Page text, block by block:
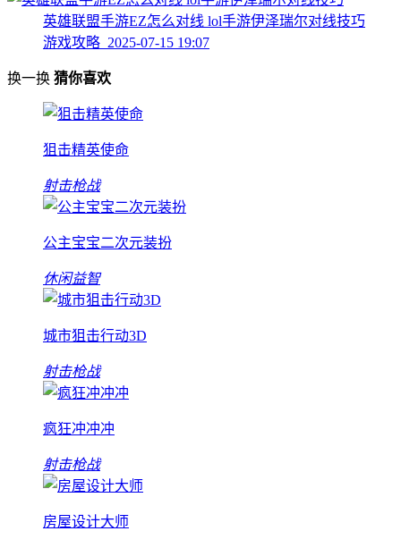
英雄联盟手游EZ怎么对线 lol手游伊泽瑞尔对线技巧
游戏攻略 2025-07-15 19:07
换一换 猜你喜欢
狙击精英使命
射击枪战
公主宝宝二次元装扮
休闲益智
城市狙击行动3D
射击枪战
疯狂冲冲冲
射击枪战
房屋设计大师